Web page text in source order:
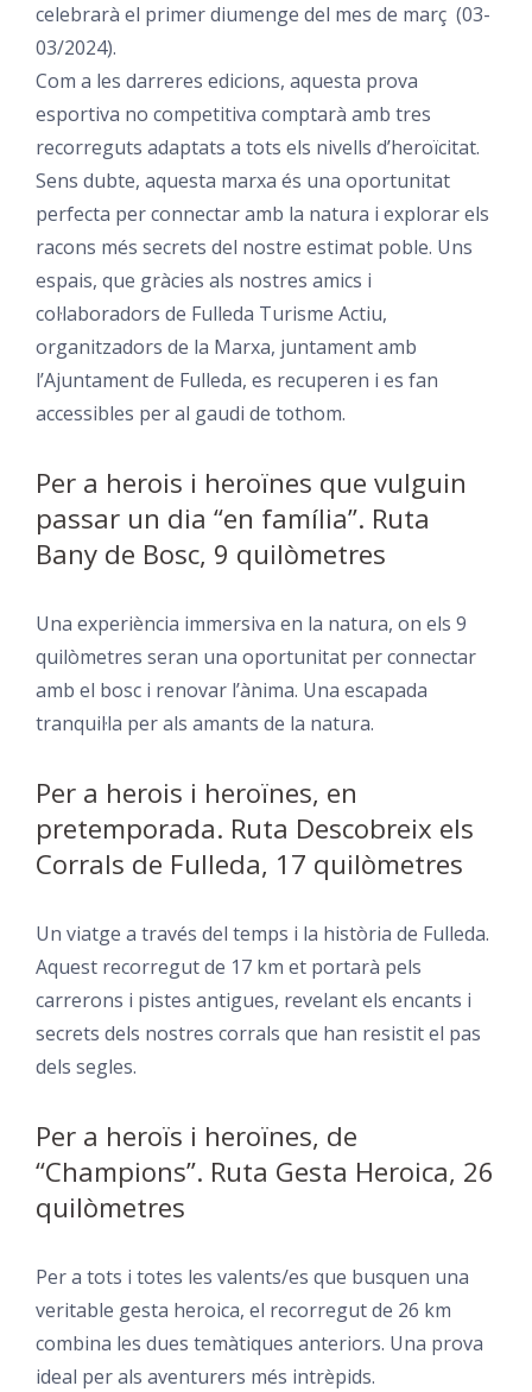
celebrarà el primer diumenge del mes de març (03-
03/2024).
Com a les darreres edicions, aquesta prova
esportiva no competitiva comptarà amb tres
recorreguts adaptats a tots els nivells d’heroïcitat.
Sens dubte, aquesta marxa és una oportunitat
perfecta per connectar amb la natura i explorar els
racons més secrets del nostre estimat poble. Uns
espais, que gràcies als nostres amics i
col·laboradors de Fulleda Turisme Actiu,
organitzadors de la Marxa, juntament amb
l’Ajuntament de Fulleda, es recuperen i es fan
accessibles per al gaudi de tothom.
Per a herois i heroïnes que vulguin
passar un dia “en família”. Ruta
Bany de Bosc, 9 quilòmetres
Una experiència immersiva en la natura, on els 9
quilòmetres seran una oportunitat per connectar
amb el bosc i renovar l’ànima. Una escapada
tranquil·la per als amants de la natura.
Per a herois i heroïnes, en
pretemporada. Ruta Descobreix els
Corrals de Fulleda, 17 quilòmetres
Un viatge a través del temps i la història de Fulleda.
Aquest recorregut de 17 km et portarà pels
carrerons i pistes antigues, revelant els encants i
secrets dels nostres corrals que han resistit el pas
dels segles.
Per a heroïs i heroïnes, de
“Champions”. Ruta Gesta Heroica, 26
quilòmetres
Per a tots i totes les valents/es que busquen una
veritable gesta heroica, el recorregut de 26 km
combina les dues temàtiques anteriors. Una prova
ideal per als aventurers més intrèpids.